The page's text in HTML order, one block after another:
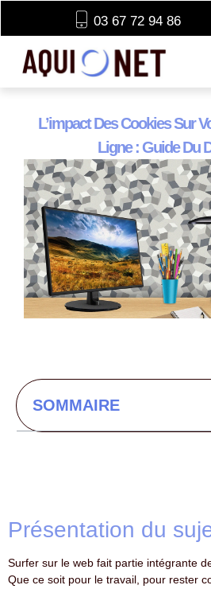
03 67 72 94 86
L’impact Des Cookies Sur
Ligne : Guide Du
SOMMAIRE
Présentation du
Surfer sur le web fait partie intégrante
Que ce soit pour le travail, pour rester